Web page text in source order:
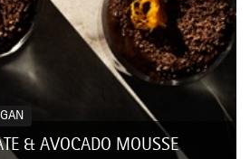
& AVOCADO MOUSSE